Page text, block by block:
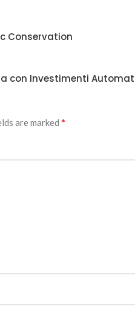
Conservation
con Investimenti
are marked *